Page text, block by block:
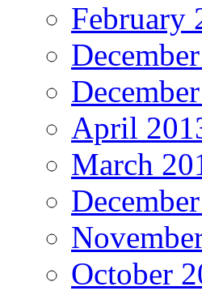
February
April
March
October